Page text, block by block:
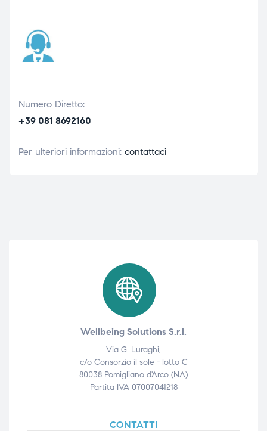
Numero Diretto:
+39 081 8692160
Per ulteriori informazioni: contattaci
Wellbeing Solutions S.r.l.
Via G. Luraghi,
c/o Consorzio il sole - lotto C
80038 Pomigliano d'Arco (NA)
Partita IVA 07007041218
CONTATTI